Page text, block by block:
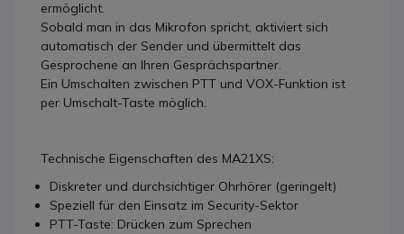
ermöglicht.
Sobald man in das Mikrofon spricht, aktiviert sich
automatisch der Sender und übermittelt das
Gesprochene an Ihren Gesprächspartner.
Ein Umschalten zwischen PTT und VOX-Funktion ist
per Umschalt-Taste möglich.
Technische Eigenschaften des MA21XS:
Diskreter und durchsichtiger Ohrhörer (geringelt)
Speziell für den Einsatz im Security-Sektor
PTT-Taste: Drücken zum Sprechen